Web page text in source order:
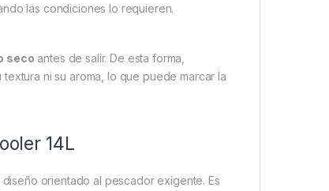
las condiciones lo requieren.
seco antes de salir. De esta forma,
ni su aroma, lo que puede marcar la
14L
orientado al pescador exigente. Es